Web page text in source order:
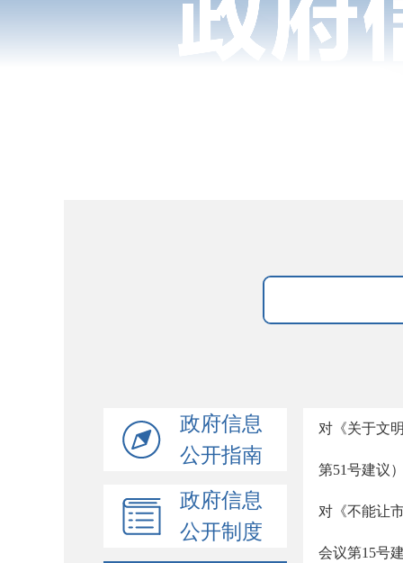
政府信息
公开指南
政府信息
公开制度
对《关于文
第51号建议
对《不能让
会议第15号